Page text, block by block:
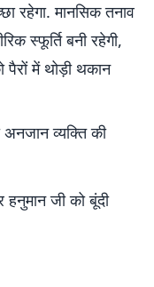
रहेगा. मानसिक तनाव
स्फूर्ति बनी रहेगी,
में थोड़ी थकान
व्यक्ति की
जी को बूंदी